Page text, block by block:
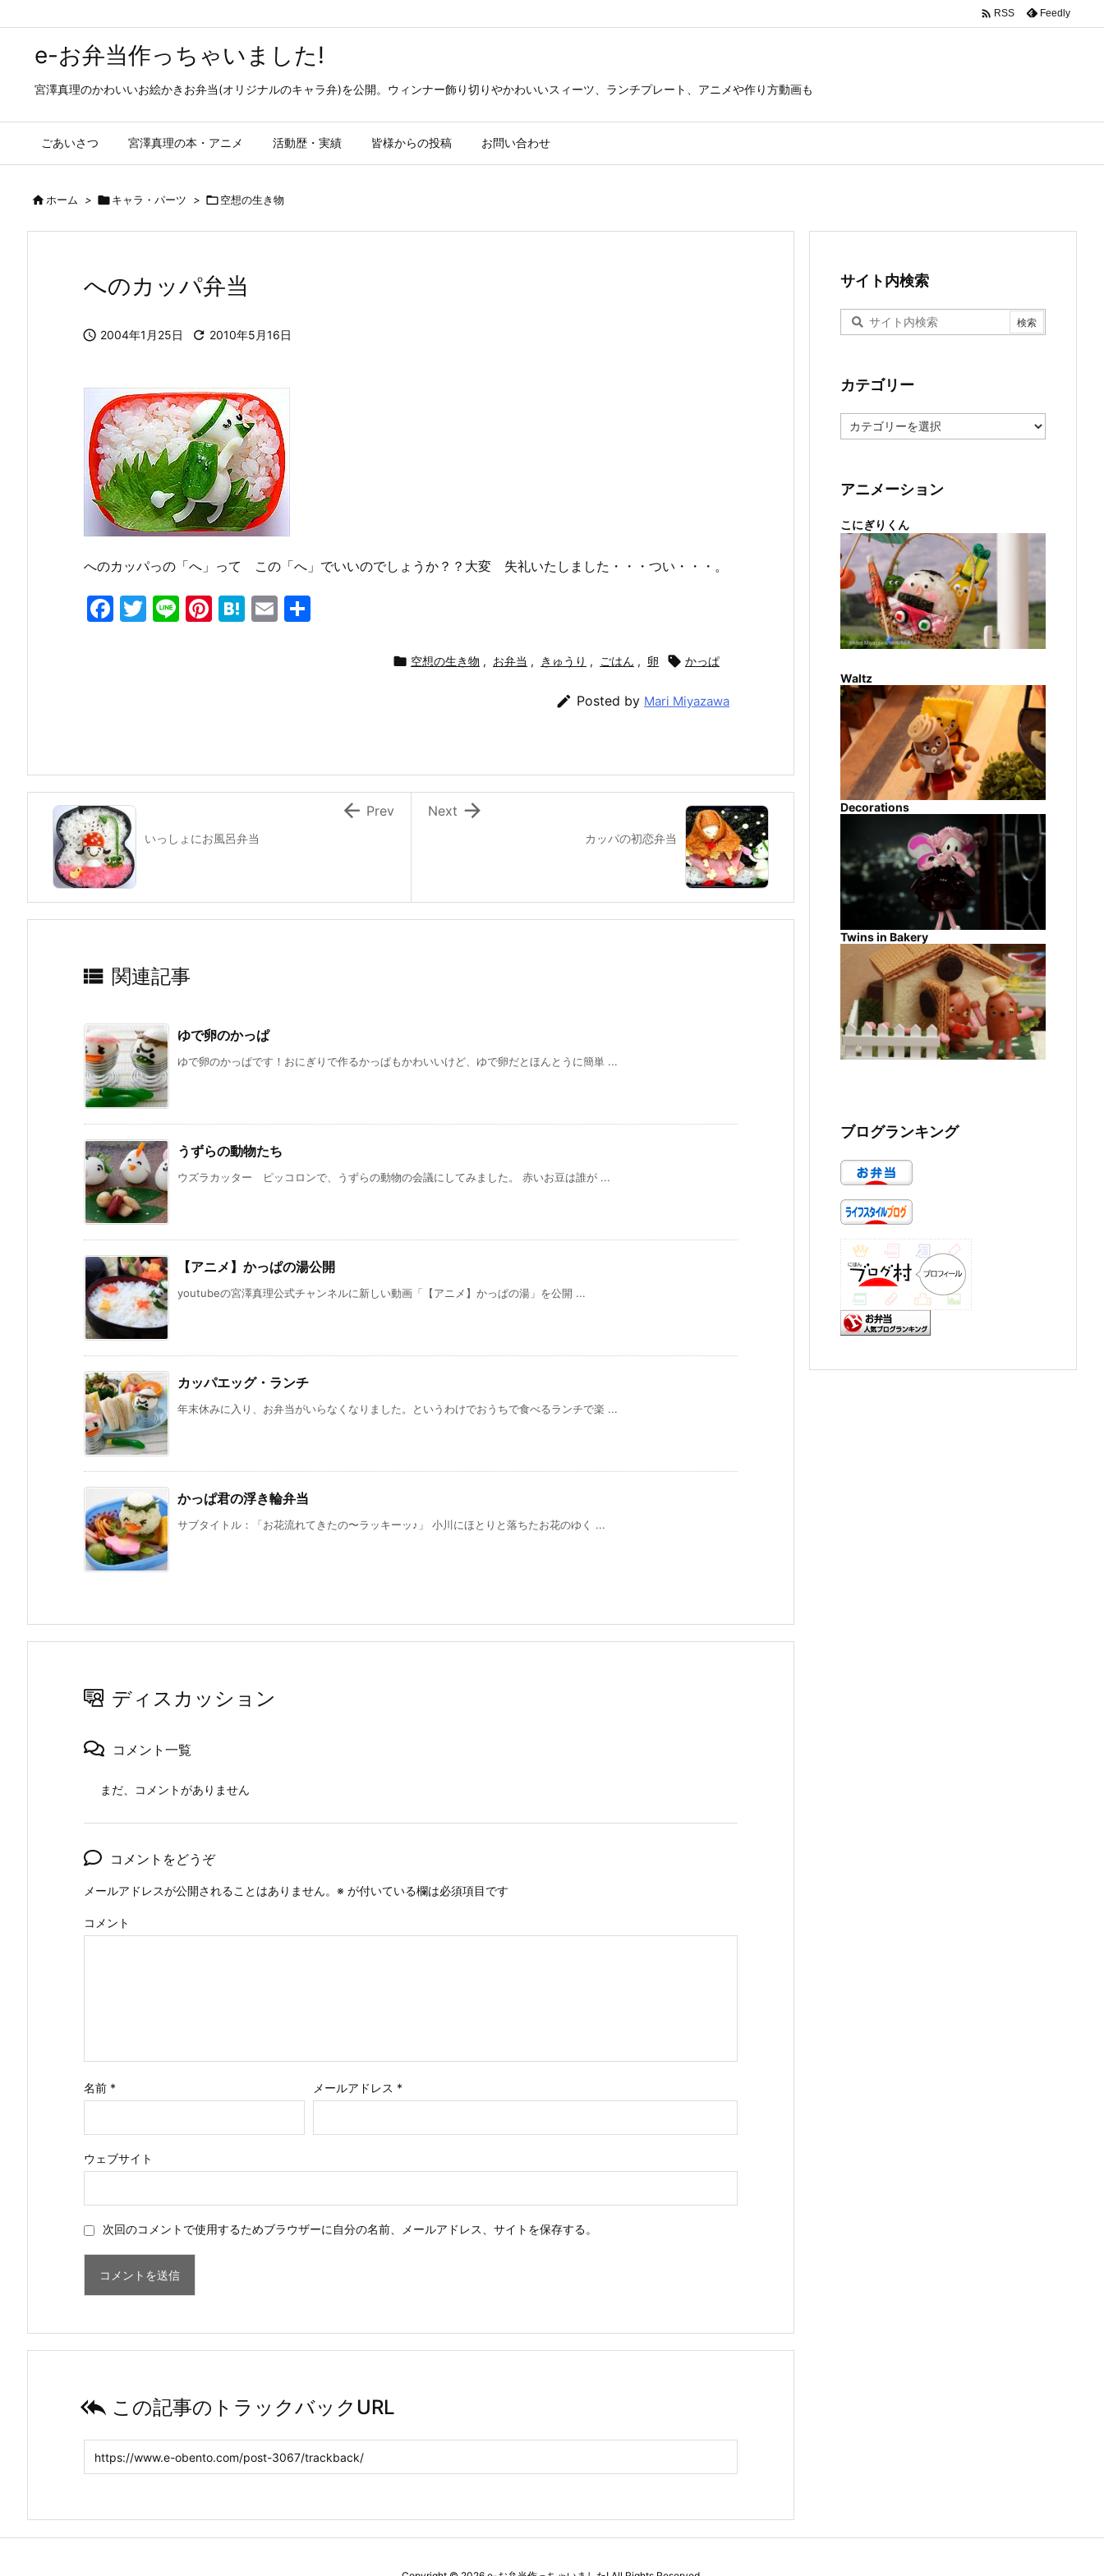
e-お弁当作っちゃいました!
宮澤真理のかわいいお絵かきお弁当(オリジナルのキャラ弁)を公開。ウィンナー飾り切りやかわいいスィーツ、ランチプレート、アニメや作り方動画も
ごあいさつ 宮澤真理の本・アニメ 活動歴・実績 皆様からの投稿 お問い合わせ
 RSS Feedly
ホーム > キャラ・パーツ > 空想の生き物
へのカッパ弁当
 2004年1月25日  2010年5月16日
へのカッパっの「へ」って この「へ」でいいのでしょうか？？大変 失礼いたしました・・・つい・・・。
F
k
T
Li Pi H
E
 空想の生き物 , お弁当 , きゅうり , ごはん , 卵  かっぱ
 Posted by Mari Miyazawa
カッパの初恋弁当

Next
いっしょにお風呂弁当
 Prev
 関連記事
ゆで卵のかっぱ
ゆで卵のかっぱです！おにぎりで作るかっぱもかわいいけど、ゆで卵だとほんとうに簡単 ...
うずらの動物たち
ウズラカッター ピッコロンで、うずらの動物の会議にしてみました。 赤いお豆は誰が ...
【アニメ】かっぱの湯公開
youtubeの宮澤真理公式チャンネルに新しい動画「【アニメ】かっぱの湯」を公開 ...
カッパエッグ・ランチ
年末休みに入り、お弁当がいらなくなりました。というわけでおうちで食べるランチで楽 ...
かっぱ君の浮き輪弁当
サブタイトル：「お花流れてきたの〜ラッキーッ♪」 小川にほとりと落ちたお花のゆく ...
ディスカッション
コメント一覧
まだ、コメントがありません
コメントをどうぞ
メールアドレスが公開されることはありません。 ※ が付いている欄は必須項目です
コメント
名前 * メールアドレス *
ウェブサイト
次回のコメントで使用するためブラウザーに自分の名前、メールアドレス、サイトを保存する。
 この記事のトラックバックURL
サイト内検索
カテゴリー
テ
ー
アニメーション
こにぎりくん
Waltz
Decorations
Twins in Bakery
ブログランキング